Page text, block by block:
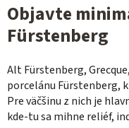
Objavte
Fürstenberg
Alt Fürstenberg,
porcelánu Fürstenberg,
Pre väčšinu z nich je
kde-tu sa mihne reliéf,